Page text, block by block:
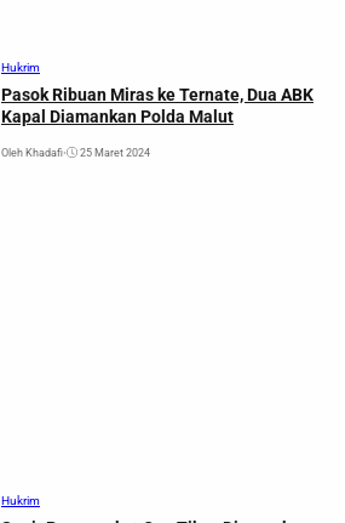
Hukrim
Pasok Ribuan Miras ke Ternate, Dua ABK
Kapal Diamankan Polda Malut
Oleh Khadafi• 25 Maret 2024
Hukrim